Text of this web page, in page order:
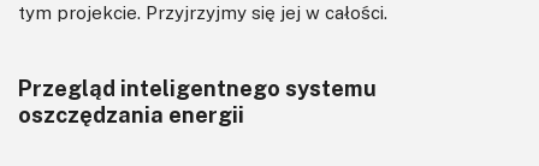
tym projekcie. Przyjrzyjmy się jej w całości.
Przegląd inteligentnego systemu
oszczędzania energii